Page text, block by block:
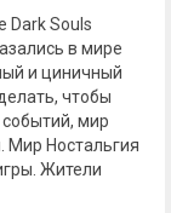
Dark Souls
в мире
и циничный
чтобы
мир
Мир Ностальгия
Жители